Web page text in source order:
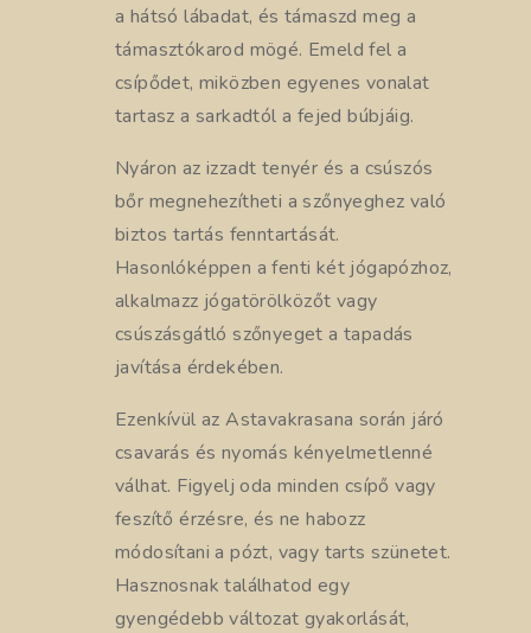
a hátsó lábadat, és támaszd meg a
támasztókarod mögé. Emeld fel a
csípődet, miközben egyenes vonalat
tartasz a sarkadtól a fejed búbjáig.
Nyáron az izzadt tenyér és a csúszós
bőr megnehezítheti a szőnyeghez való
biztos tartás fenntartását.
Hasonlóképpen a fenti két jógapózhoz,
alkalmazz jógatörölközőt vagy
csúszásgátló szőnyeget a tapadás
javítása érdekében.
Ezenkívül az Astavakrasana során járó
csavarás és nyomás kényelmetlenné
válhat. Figyelj oda minden csípő vagy
feszítő érzésre, és ne habozz
módosítani a pózt, vagy tarts szünetet.
Hasznosnak találhatod egy
gyengédebb változat gyakorlását,